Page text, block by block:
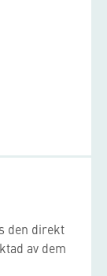
den direkt
av dem